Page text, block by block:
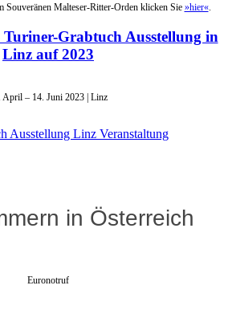
Souveränen Malteser-Ritter-Orden klicken Sie »hier«.
Grabtuch Ausstellung in
Linz auf 2023
April – 14. Juni 2023 | Linz
in Österreich
Euronotruf